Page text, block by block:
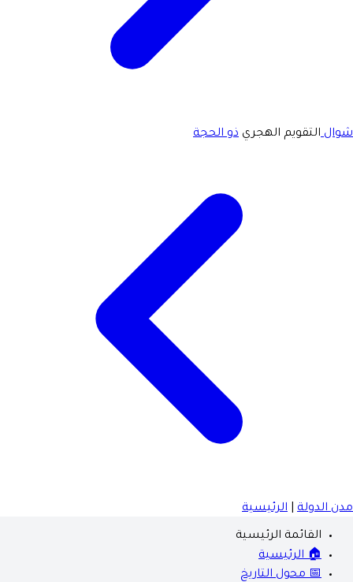
شوالالتقويم الهجري ذو الحجة
مدن الدولة الرئيسية
القائمة الرئيسية
🏠 الرئيسية
📅 محول التاريخ